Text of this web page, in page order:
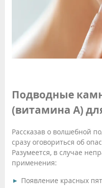
Подводные
(витамина А)
Рассказав о волшебной
сразу оговориться об
Разумеется, в случае
применения:
Появление красных